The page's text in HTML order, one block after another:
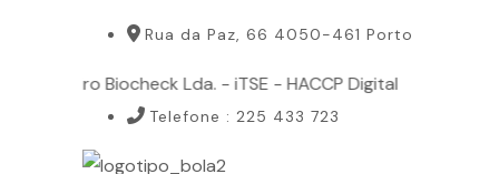
Rua da Paz, 66 4050-461 Porto
parceiro Biocheck Lda. - iTSE - HACCP Digital
Telefone : 225 433 723